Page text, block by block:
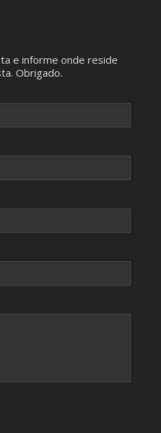
e informe onde reside
Obrigado.